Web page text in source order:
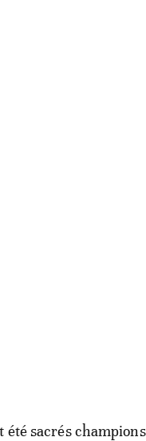
sacrés